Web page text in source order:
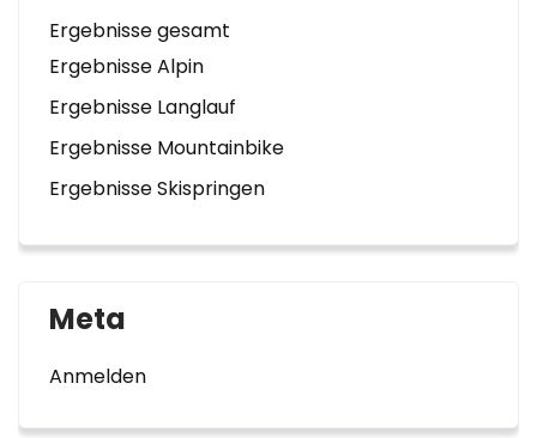
Ergebnisse gesamt
Ergebnisse Alpin
Ergebnisse Langlauf
Ergebnisse Mountainbike
Ergebnisse Skispringen
Meta
Anmelden